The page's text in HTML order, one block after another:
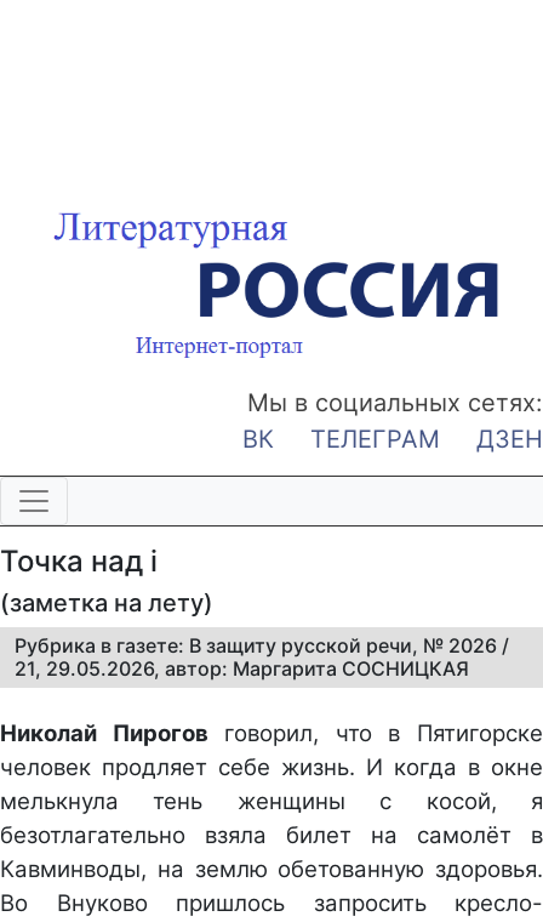
Мы в социальных сетях:
ВК
ТЕЛЕГРАМ ДЗЕН
Точка над i
(заметка на лету)
Рубрика в газете: В защиту русской речи, № 2026 /
21, 29.05.2026, автор: Маргарита СОСНИЦКАЯ
Николай Пирогов говорил, что в Пятигорске
человек продляет себе жизнь. И когда в окне
мелькнула тень женщины с косой, я
безотлагательно взяла билет на самолёт в
Кавминводы, на землю обетованную здоровья.
Во Внуково пришлось запросить кресло-